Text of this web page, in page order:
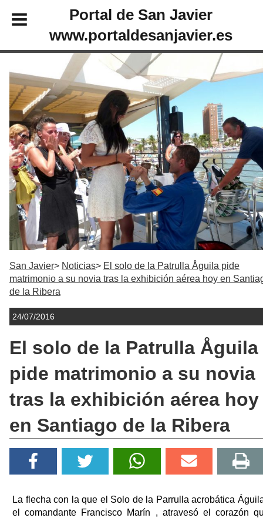
Portal de San Javier
www.portaldesanjavier.es
San Javier Noticias
El solo de la Patrulla Åguila pide
matrimonio a su novia tras la exhibición aérea hoy en
de la Ribera
24/07/2016
El solo de la Patrulla Åguila
pide matrimonio a su novia
tras la exhibición aérea hoy
en Santiago de la Ribera
La flecha con la que el Solo de la Parrulla acrobática
el comandante Francisco Marín , atravesó el corazón